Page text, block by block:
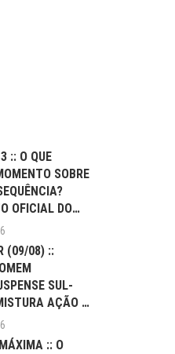
:: O QUE
SOBRE
OFICIAL DO
(09/08) ::
SUL-
AÇÃO E
:: O